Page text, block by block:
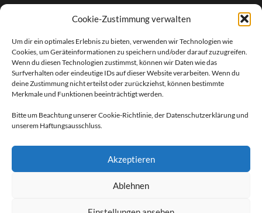
Cookie-Zustimmung verwalten
Um dir ein optimales Erlebnis zu bieten, verwenden wir Technologien wie
Cookies, um Geräteinformationen zu speichern und/oder darauf zuzugreifen.
Wenn du diesen Technologien zustimmst, können wir Daten wie das
Surfverhalten oder eindeutige IDs auf dieser Website verarbeiten. Wenn du
deine Zustimmung nicht erteilst oder zurückziehst, können bestimmte
Merkmale und Funktionen beeinträchtigt werden.
Bitte um Beachtung unserer Cookie-Richtlinie, der Datenschutzerklärung und
unserem Haftungsausschluss.
Akzeptieren
Ablehnen
Beitrittserklärung
Kontakt
Unsere Sponsoren